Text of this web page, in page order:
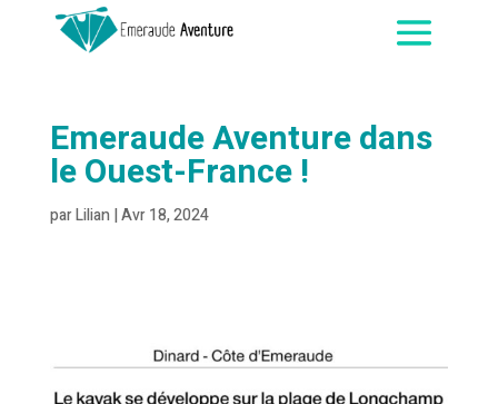
Emeraude Aventure dans
le Ouest-France !
parLilian |Avr 18, 2024